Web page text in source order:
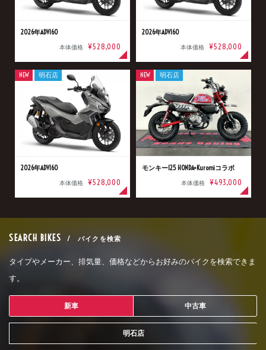
2026年ADV160
本体価格 ¥528,000
2026年ADV160
本体価格 ¥528,000
2026年ADV160
本体価格 ¥528,000
NEW 明石店
モンキー125 HONDA×Kuromiコラボ
本体価格 ¥493,000
NEW 明石店
SEARCH BIKES / バイクを検索
タイプやメーカー、排気量、価格などからお好みのバイクを検索できま
す。
新車 中古車
明石店